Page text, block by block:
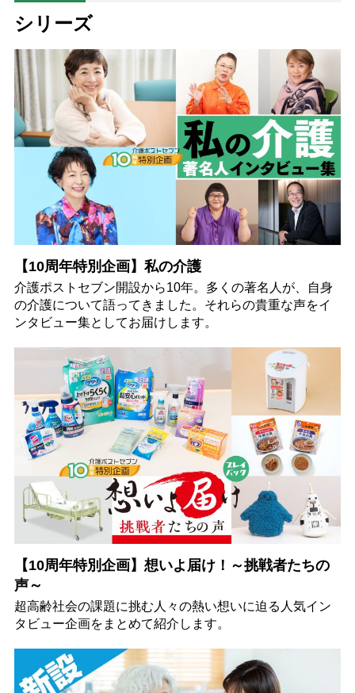
シリーズ
【10周年特別企画】私の介護
介護ポストセブン開設から10年。多くの著名人が、自身
の介護について語ってきました。それらの貴重な声をイ
ンタビュー集としてお届けします。
【10周年特別企画】想いよ届け！～挑戦者たちの
声～
超高齢社会の課題に挑む人々の熱い想いに迫る人気イン
タビュー企画をまとめて紹介します。